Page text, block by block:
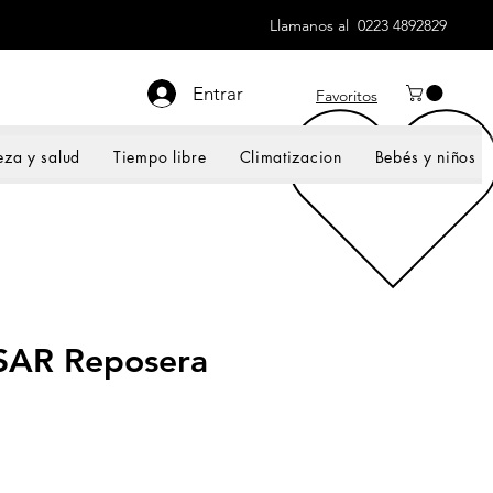
Llamanos al 0223 4892829
Entrar Favoritos
y salud Tiempo libre Climatizacion Bebés y niños
Reposera